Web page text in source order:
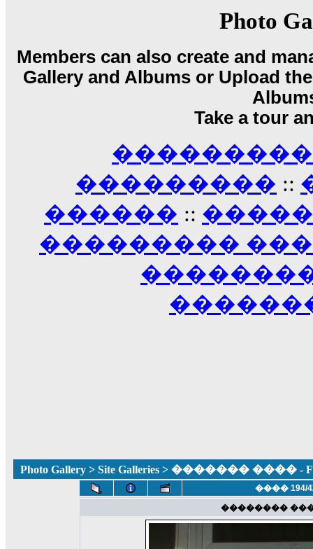
Echo, ���� �� ������� ��
������ �� �����.. "������" ���
15:33
��������� ����, ���������
����� ��������� ��
������! ��� ������ �� �����...
������� ���� ���� ������;
Photo
Members can also create and
Gallery and Albums or Upload
Take a tour
���������
��������� ::
������ ::
���������
Photo Gallery > Site Galleries > ������� ���� -
���� 194/
��������